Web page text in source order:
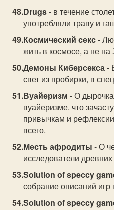
Drugs- в течение
употребляли траву и
Космический секс-
жить в космосе, а не на
Демоны Киберсекса-
свет из пробирки, в
Вуайеризм - О
вуайеризме. что
привычкам и
всего.
Месть афродиты - О
исследователи
Solution of speccy
собрание описаний
Solution of speccy